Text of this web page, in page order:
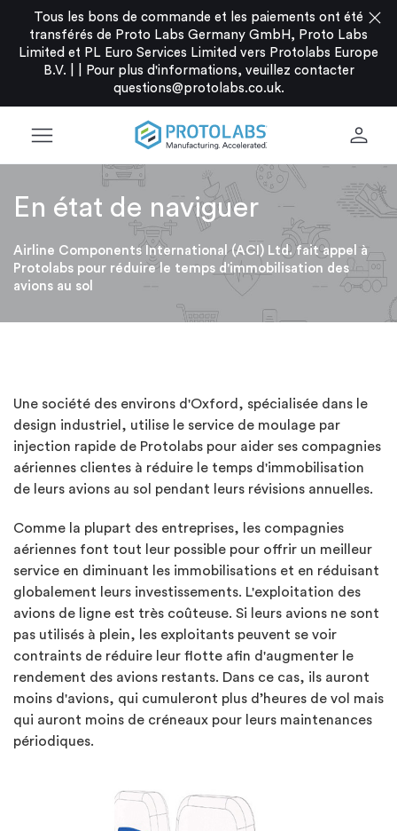
Tous les bons de commande et les paiements ont été
transférés de Proto Labs Germany GmbH, Proto Labs
Limited et PL Euro Services Limited vers Protolabs Europe
B.V. |
Pour plus d'informations, veuillez contacter
questions@protolabs.co.uk.
close
menu person
En état de naviguer
Airline Components International (ACI) Ltd. fait appel à
Protolabs pour réduire le temps d'immobilisation des
avions au sol
Une société des environs d'Oxford, spécialisée dans le
design industriel, utilise le service de moulage par
injection rapide de Protolabs pour aider ses compagnies
aériennes clientes à réduire le temps d'immobilisation
de leurs avions au sol pendant leurs révisions annuelles.
Comme la plupart des entreprises, les compagnies
aériennes font tout leur possible pour offrir un meilleur
service en diminuant les immobilisations et en réduisant
globalement leurs investissements. L'exploitation des
avions de ligne est très coûteuse. Si leurs avions ne sont
pas utilisés à plein, les exploitants peuvent se voir
contraints de réduire leur flotte afin d'augmenter le
rendement des avions restants. Dans ce cas, ils auront
moins d'avions, qui cumuleront plus d’heures de vol mais
qui auront moins de créneaux pour leurs maintenances
périodiques.